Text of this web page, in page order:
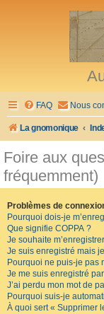
FAQ Nous
La gnomonique
Foire aux
fréquemment)
Problèmes de
Pourquoi dois-je
Que signifie COPPA ?
Je souhaite
Je suis enregistré mais
Pourquoi ne puis-je pas
Je me suis enregistré
J’ai perdu mon mot de
Pourquoi suis-je
À quoi sert « Supprimer